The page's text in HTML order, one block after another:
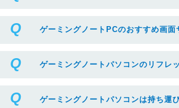
ゲーミングノートPCのおすすめ画面
ゲーミングノートパソコンのリフレ
ゲーミングノートパソコンは持ち運